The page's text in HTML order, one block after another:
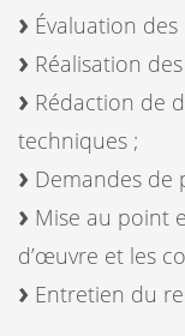
Évaluation
Réalisation
Rédaction de
techniques ;
Demandes de
Mise au point
d’œuvre et les
Entretien du